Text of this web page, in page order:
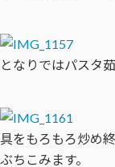
となりではパスタ茹
具をもろもろ炒め
ぶちこみます。